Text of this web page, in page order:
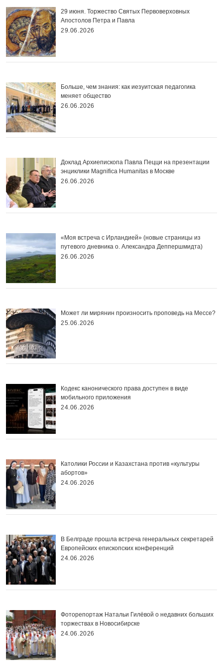
29 июня. Торжество Святых Первоверховных
Апостолов Петра и Павла
29.06.2026
Больше, чем знания: как иезуитская педагогика
меняет общество
26.06.2026
Доклад Архиепископа Павла Пецци на презентации
энциклики Magnifica Нumanitas в Москве
26.06.2026
«Моя встреча с Ирландией» (новые страницы из
путевого дневника о. Александра Деппершмидта)
26.06.2026
Может ли мирянин произносить проповедь на Мессе?
25.06.2026
Кодекс канонического права доступен в виде
мобильного приложения
24.06.2026
Католики России и Казахстана против «культуры
абортов»
24.06.2026
В Белграде прошла встреча генеральных секретарей
Европейских епископских конференций
24.06.2026
Фоторепортаж Натальи Гилёвой о недавних больших
торжествах в Новосибирске
24.06.2026